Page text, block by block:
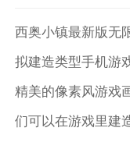
西奥小镇最新版无
拟建造类型手机游
精美的像素风游戏
们可以在游戏里建